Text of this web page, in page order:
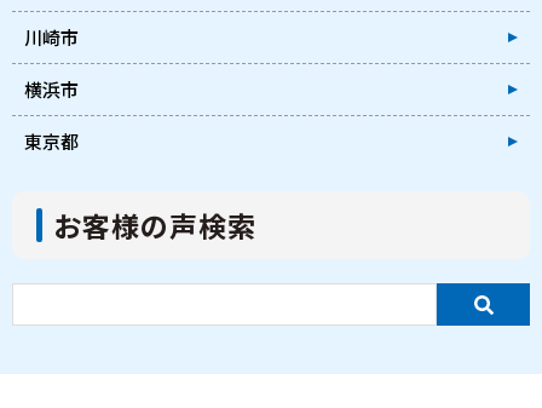
川崎市
横浜市
東京都
お客様の声検索